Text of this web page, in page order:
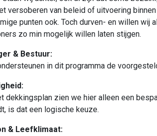
versoberen van beleid of uitvoering
punten ook. Toch durven- en willen wij
zo min mogelijk willen laten stijgen.
& Bestuur:
in dit programma de
dekkingsplan zien we hier alleen een
is dat een logische keuze.
& Leefklimaat: